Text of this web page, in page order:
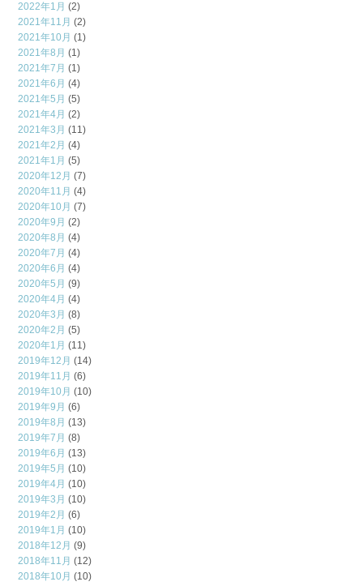
2022年1月 (2)
2021年11月 (2)
2021年10月 (1)
2021年8月 (1)
2021年7月 (1)
2021年6月 (4)
2021年5月 (5)
2021年4月 (2)
2021年3月 (11)
2021年2月 (4)
2021年1月 (5)
2020年12月 (7)
2020年11月 (4)
2020年10月 (7)
2020年9月 (2)
2020年8月 (4)
2020年7月 (4)
2020年6月 (4)
2020年5月 (9)
2020年4月 (4)
2020年3月 (8)
2020年2月 (5)
2020年1月 (11)
2019年12月 (14)
2019年11月 (6)
2019年10月 (10)
2019年9月 (6)
2019年8月 (13)
2019年7月 (8)
2019年6月 (13)
2019年5月 (10)
2019年4月 (10)
2019年3月 (10)
2019年2月 (6)
2019年1月 (10)
2018年12月 (9)
2018年11月 (12)
2018年10月 (10)